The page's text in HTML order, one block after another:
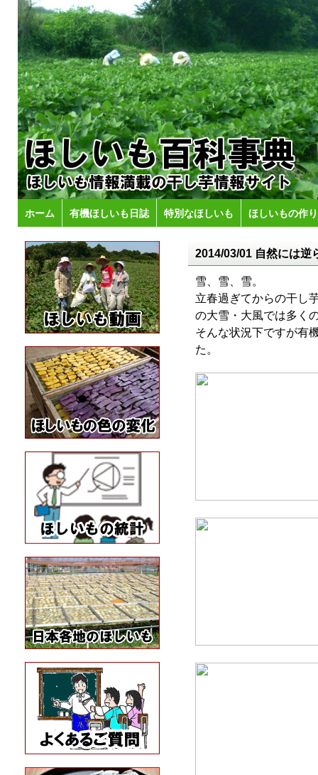
ホーム 有機ほしいも日誌 特別なほしいも ほしいもの作
2014/03/01 自然には逆
雪、雪、雪。
立春過ぎてからの干し
の大雪・大風では多く
そんな状況下ですが有
た。